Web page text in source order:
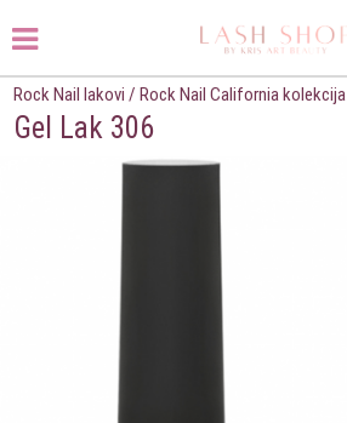
Rock Nail lakovi /Rock Nail California kolekcija
Gel Lak 306